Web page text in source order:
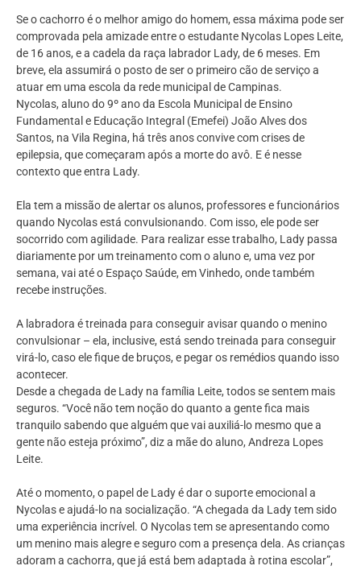
Se o cachorro é o melhor amigo do homem, essa máxima pode ser
comprovada pela amizade entre o estudante Nycolas Lopes Leite,
de 16 anos, e a cadela da raça labrador Lady, de 6 meses. Em
breve, ela assumirá o posto de ser o primeiro cão de serviço a
atuar em uma escola da rede municipal de Campinas.
Nycolas, aluno do 9º ano da Escola Municipal de Ensino
Fundamental e Educação Integral (Emefei) João Alves dos
Santos, na Vila Regina, há três anos convive com crises de
epilepsia, que começaram após a morte do avô. E é nesse
contexto que entra Lady.
Ela tem a missão de alertar os alunos, professores e funcionários
quando Nycolas está convulsionando. Com isso, ele pode ser
socorrido com agilidade. Para realizar esse trabalho, Lady passa
diariamente por um treinamento com o aluno e, uma vez por
semana, vai até o Espaço Saúde, em Vinhedo, onde também
recebe instruções.
A labradora é treinada para conseguir avisar quando o menino
convulsionar – ela, inclusive, está sendo treinada para conseguir
virá-lo, caso ele fique de bruços, e pegar os remédios quando isso
acontecer.
Desde a chegada de Lady na família Leite, todos se sentem mais
seguros. “Você não tem noção do quanto a gente fica mais
tranquilo sabendo que alguém que vai auxiliá-lo mesmo que a
gente não esteja próximo”, diz a mãe do aluno, Andreza Lopes
Leite.
Até o momento, o papel de Lady é dar o suporte emocional a
Nycolas e ajudá-lo na socialização. “A chegada da Lady tem sido
uma experiência incrível. O Nycolas tem se apresentando como
um menino mais alegre e seguro com a presença dela. As crianças
adoram a cachorra, que já está bem adaptada à rotina escolar”,